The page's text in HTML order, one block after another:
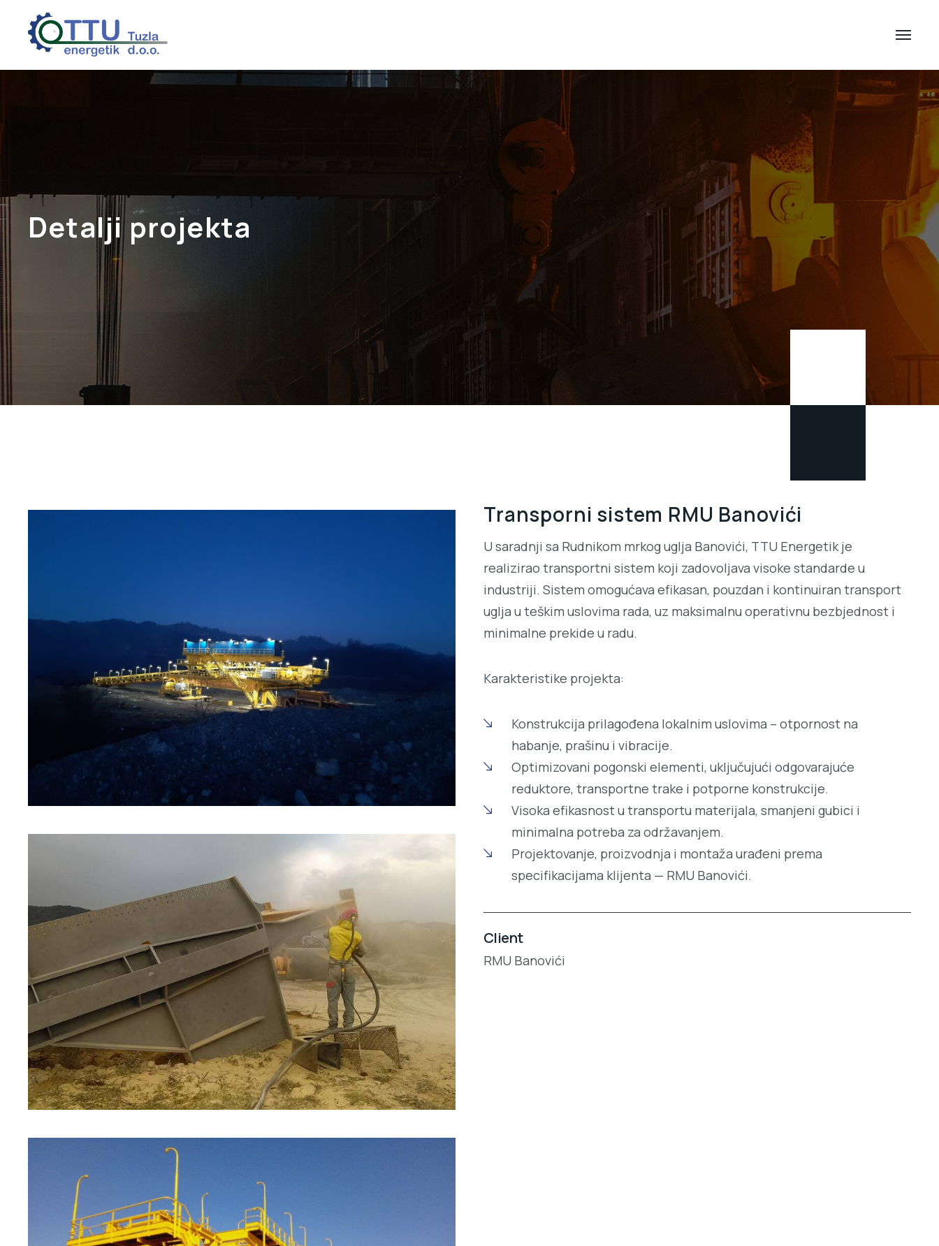
Detalji projekta
Transporni sistem RMU Banovići
U saradnji sa Rudnikom mrkog uglja Banovići, TTU Energetik je
realizirao transportni sistem koji zadovoljava visoke standarde u
industriji. Sistem omogućava efikasan, pouzdan i kontinuiran transport
uglja u teškim uslovima rada, uz maksimalnu operativnu bezbjednost i
minimalne prekide u radu.
Karakteristike projekta:
Konstrukcija prilagođena lokalnim uslovima – otpornost na
habanje, prašinu i vibracije.
Optimizovani pogonski elementi, uključujući odgovarajuće
reduktore, transportne trake i potporne konstrukcije.
Visoka efikasnost u transportu materijala, smanjeni gubici i
minimalna potreba za održavanjem.
Projektovanje, proizvodnja i montaža urađeni prema
specifikacijama klijenta — RMU Banovići.
Client
RMU Banovići